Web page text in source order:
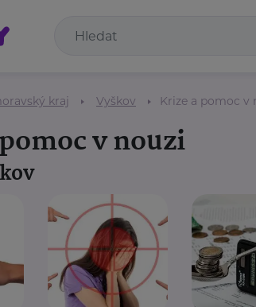
kraj Vyškov Krize a pomoc v
v nouzi